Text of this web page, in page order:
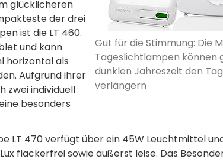
Gut für die Stimmung: Die
Tageslichtlampen können
dunklen Jahreszeit den
verlängern
glücklicheren
der drei
ist die LT 460.
und kann
horizontal als
Aufgrund ihrer
zwei individuell
besonders
LT 470 verfügt über ein 45W Leuchtmittel
flackerfrei sowie äußerst leise. Das